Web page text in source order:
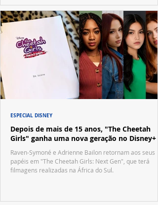
Depois de mais de 15 anos, "The Cheetah
Girls" ganha uma nova geração no Disney+
Raven-Symoné e Adrienne Bailon retornam aos seus
papéis em "The Cheetah Girls: Next Gen", que terá
filmagens realizadas na África do Sul.
ESPECIAL DISNEY